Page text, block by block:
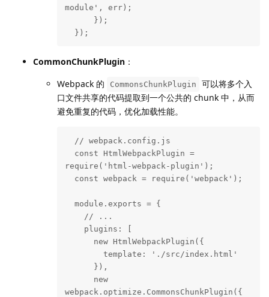
module', err);
  });
CommonChunkPlugin ：
Webpack 的
CommonsChunkPlugin
可以将多个入
口文件共享的代码提取到一个公共的 chunk 中，从而
避免重复的代码，优化加载性能。
require('html-webpack-plugin');
webpack.optimize.CommonsChunkPlugin({